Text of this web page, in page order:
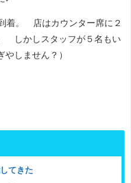
着。 店はカウンター席に２
しかしスタッフが５名もい
しません？）
てきた